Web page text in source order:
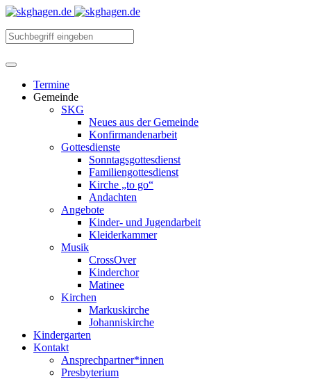
Termine
Gemeinde
SKG
Neues aus der Gemeinde
Konfirmandenarbeit
Gottesdienste
Sonntagsgottesdienst
Familiengottesdienst
Kirche „to go“
Andachten
Angebote
Kinder- und Jugendarbeit
Kleiderkammer
Musik
CrossOver
Kinderchor
Matinee
Kirchen
Markuskirche
Johanniskirche
Kindergarten
Kontakt
Ansprechpartner*innen
Presbyterium